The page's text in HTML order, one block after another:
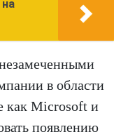
в области
как Microsoft и
появлению